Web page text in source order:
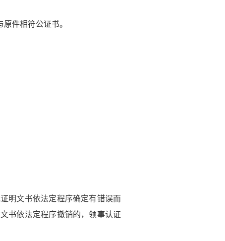
件相符公证书。
明文书依法定程序确定有错误而
书依法定程序撤销的，领事认证